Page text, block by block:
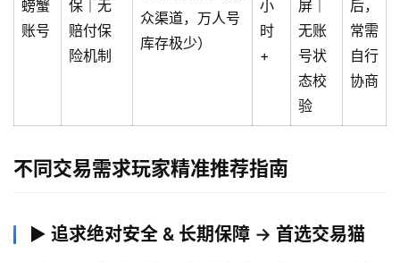
分
类
螃蟹
账号
保｜无
赔付保
险机制
众渠道，万人号
库存极少）
小
时
+
屏｜
无账
号状
态校
验
后，
常需
自行
协商
不同交易需求玩家精准推荐指南
▶ 追求绝对安全 & 长期保障 → 首选交易猫